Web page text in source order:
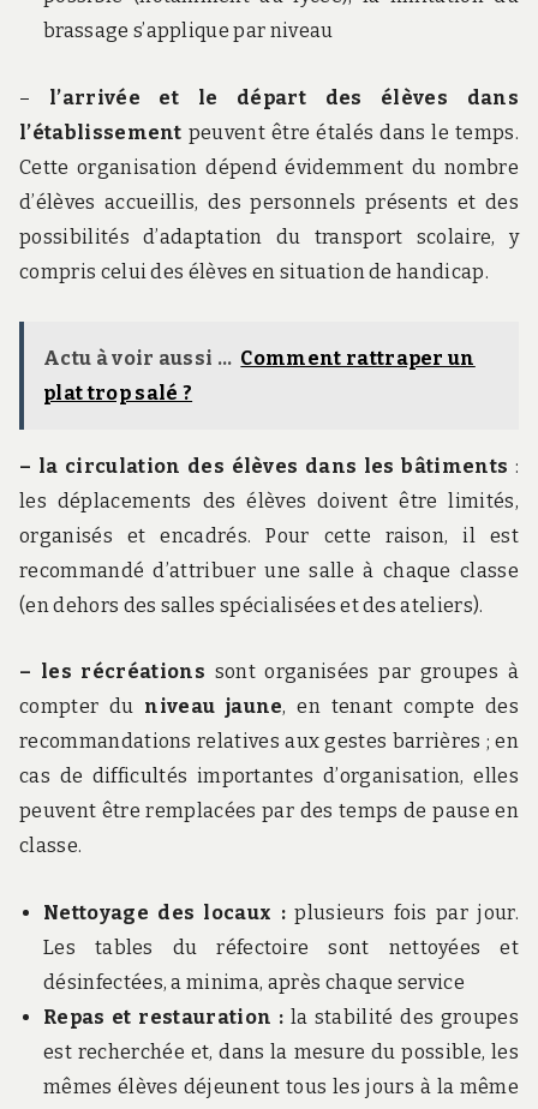
brassage s’applique par niveau
– l’arrivée et le départ des élèves dans
l’établissement peuvent être étalés dans le temps.
Cette organisation dépend évidemment du nombre
d’élèves accueillis, des personnels présents et des
possibilités d’adaptation du transport scolaire, y
compris celui des élèves en situation de handicap.
Actu à voir aussi ... Comment rattraper un
plat trop salé ?
– la circulation des élèves dans les bâtiments :
les déplacements des élèves doivent être limités,
organisés et encadrés. Pour cette raison, il est
recommandé d’attribuer une salle à chaque classe
(en dehors des salles spécialisées et des ateliers).
– les récréations sont organisées par groupes à
compter du niveau jaune, en tenant compte des
recommandations relatives aux gestes barrières ; en
cas de difficultés importantes d’organisation, elles
peuvent être remplacées par des temps de pause en
classe.
Nettoyage des locaux :plusieurs fois par jour.
Les tables du réfectoire sont nettoyées et
désinfectées, a minima, après chaque service
Repas et restauration : la stabilité des groupes
est recherchée et, dans la mesure du possible, les
mêmes élèves déjeunent tous les jours à la même